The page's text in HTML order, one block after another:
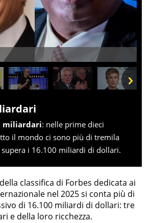
Next
miliardari: nelle prime dieci
il mondo ci sono più di tremila
i 16.100 miliardi di dollari.
classifica di Forbes dedicata ai
nel 2025 si conta più di
di 16.100 miliardi di dollari: tre
e della loro ricchezza.